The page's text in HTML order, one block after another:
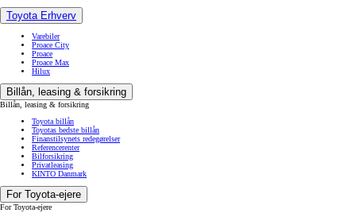
Toyota Erhverv
Varebiler
Proace City
Proace
Proace Max
Hilux
Billån, leasing & forsikring
Billån, leasing & forsikring
Toyota billån
Toyotas bedste billån
Finanstilsynets redegørelser
Referencerenter
Bilforsikring
Privatleasing
KINTO Danmark
For Toyota-ejere
For Toyota-ejere